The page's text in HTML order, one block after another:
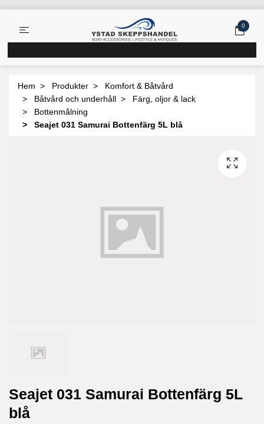
0
Hem Produkter
Komfort & Båtvård
Båtvård och underhåll
Färg, oljor & lack
Bottenmålning
Seajet 031 Samurai Bottenfärg 5L blå
Seajet 031 Samurai Bottenfärg 5L
blå